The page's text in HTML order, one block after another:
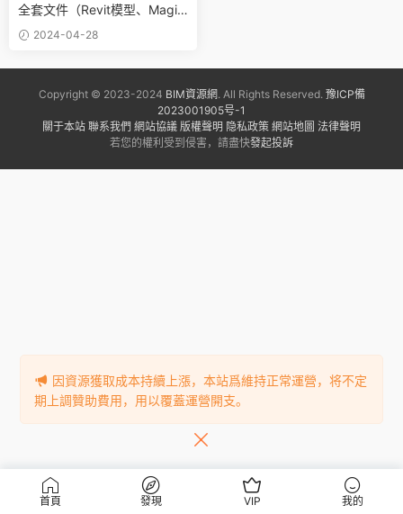
全套文件（Revit模型、MagiC
AD模型、算量模型、計價文
件、進度計劃BIM5D模型、PP
2024-04-28
Copyright © 2023-2024 BIM資源網. All Rights Reserved. 豫ICP備
2023001905号-1
關于本站 聯系我們 網站協議 版權聲明 隐私政策 網站地圖 法律聲明
若您的權利受到侵害，請盡快發起投訴
首頁 發現 VIP 我的
因資源獲取成本持續上漲，本站爲維持正常運營，将不定
期上調贊助費用，用以覆蓋運營開支。